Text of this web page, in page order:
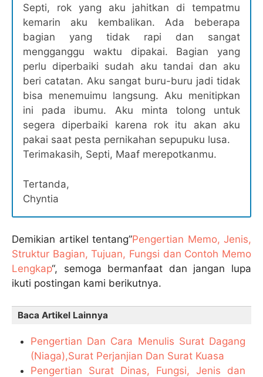
Septi, rok yang aku jahitkan di tempatmu
kemarin aku kembalikan. Ada beberapa
bagian yang tidak rapi dan sangat
mengganggu waktu dipakai. Bagian yang
perlu diperbaiki sudah aku tandai dan aku
beri catatan. Aku sangat buru-buru jadi tidak
bisa menemuimu langsung. Aku menitipkan
ini pada ibumu. Aku minta tolong untuk
segera diperbaiki karena rok itu akan aku
pakai saat pesta pernikahan sepupuku lusa.
Terimakasih, Septi, Maaf merepotkanmu.
Tertanda,
Chyntia
Demikian artikel tentang”Pengertian Memo, Jenis,
Struktur Bagian, Tujuan, Fungsi dan Contoh Memo
Lengkap“, semoga bermanfaat dan jangan lupa
ikuti postingan kami berikutnya.
Baca Artikel Lainnya
Pengertian Dan Cara Menulis Surat Dagang
(Niaga),Surat Perjanjian Dan Surat Kuasa
Pengertian Surat Dinas, Fungsi, Jenis dan